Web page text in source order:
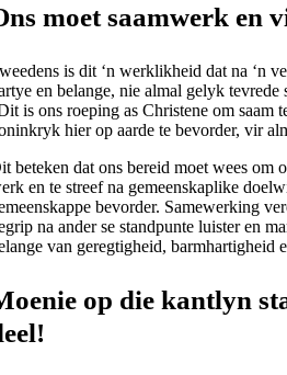
moet saamwerk en
is dit ‘n werklikheid dat na ‘n
en belange, nie almal gelyk tevrede
is ons roeping as Christene om saam
hier op aarde te bevorder, vir
beteken dat ons bereid moet wees om
en te streef na gemeenskaplike
bevorder. Samewerking
na ander se standpunte luister en
van geregtigheid, barmhartigheid
op die kantlyn